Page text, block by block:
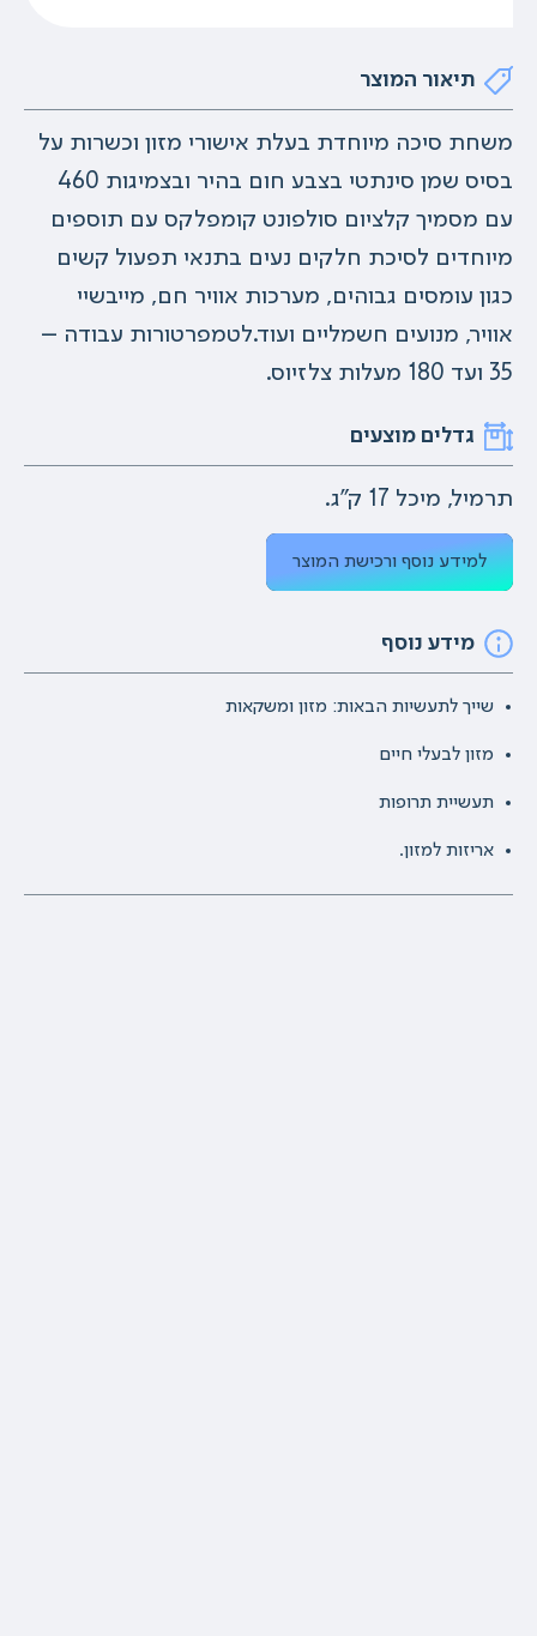
תיאור המוצר
משחת סיכה מיוחדת בעלת אישורי מזון וכשרות על
בסיס שמן סינתטי בצבע חום בהיר ובצמיגות 460
עם מסמיך קלציום סולפונט קומפלקס עם תוספים
מיוחדים לסיכת חלקים נעים בתנאי תפעול קשים
כגון עומסים גבוהים, מערכות אוויר חם, מייבשיי
אוויר, מנועים חשמליים ועוד.לטמפרטורות עבודה –
35 ועד 180 מעלות צלזיוס.
גדלים מוצעים
תרמיל, מיכל 17 ק"ג.
למידע נוסף ורכישת המוצר
מידע נוסף
שייך לתעשיות הבאות: מזון ומשקאות
מזון לבעלי חיים
תעשיית תרופות
אריזות למזון.